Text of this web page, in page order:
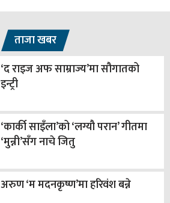
ताजा खबर
‘द राइज अफ साम्राज्य’मा सौगातको
इन्ट्री
‘कार्की साइँला’को ‘लग्यौ परान’ गीतमा
‘मुन्नी’सँग नाचे जितु
अरुण ‘म मदनकृष्ण’मा हरिवंश बन्ने